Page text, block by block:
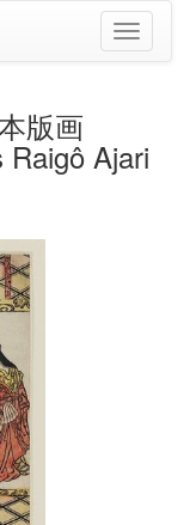
切
换
版画
Raigô Ajari